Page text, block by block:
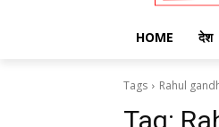
HOME देश
Tags Rahul
Tag: